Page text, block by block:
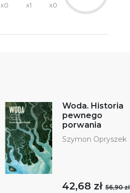
x0
x1
x0
Woda. Historia
pewnego
porwania
Szymon Opryszek
42,68 zł56,90 zł